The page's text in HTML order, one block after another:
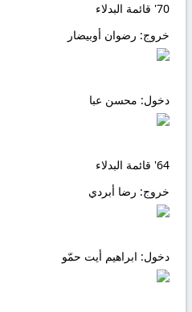
70' قائمة البدلاء
خروج: رضوان أوبيضار
دخول: محسن عبا
64' قائمة البدلاء
خروج: رضا أبردي
دخول: ابراهيم أيت حمّو